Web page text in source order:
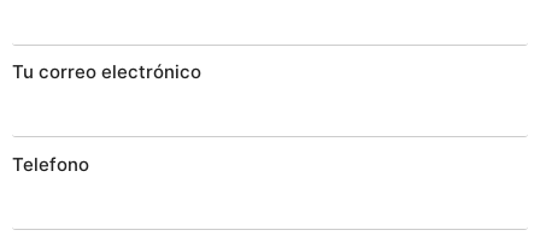
Tu correo electrónico
Telefono